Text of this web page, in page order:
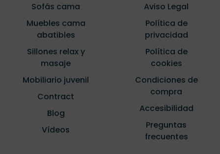
Sofás cama
Muebles cama
abatibles
Sillones relax y
masaje
Mobiliario juvenil
Contract
Blog
Vídeos
Aviso Legal
Política de
privacidad
Política de
cookies
Condiciones de
compra
Accesibilidad
Preguntas
frecuentes